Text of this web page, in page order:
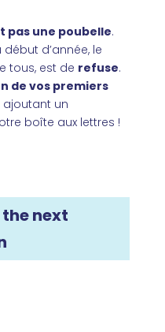
pas une poubelle.
d’année, le
tous, est de refuse.
de vos premiers
ajoutant un
boîte aux lettres !
next